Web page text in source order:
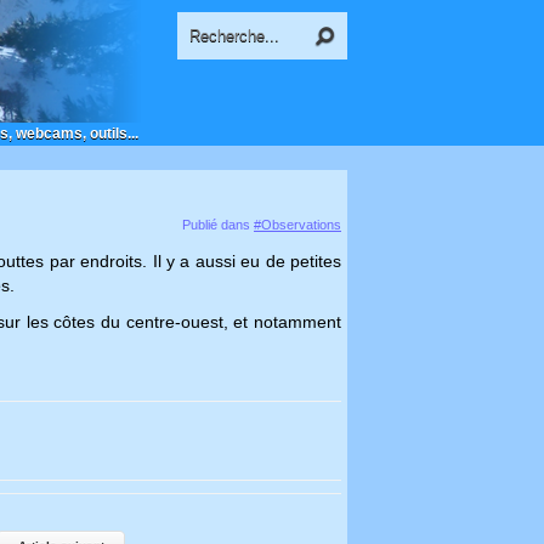
webcams, outils...
Publié dans #Observations
par endroits. Il y a aussi eu de petites
les côtes du centre-ouest, et notamment